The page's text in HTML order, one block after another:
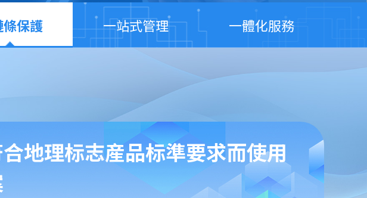
保護 一站式管理 一體化服務
地理标志産品标準要求而使用